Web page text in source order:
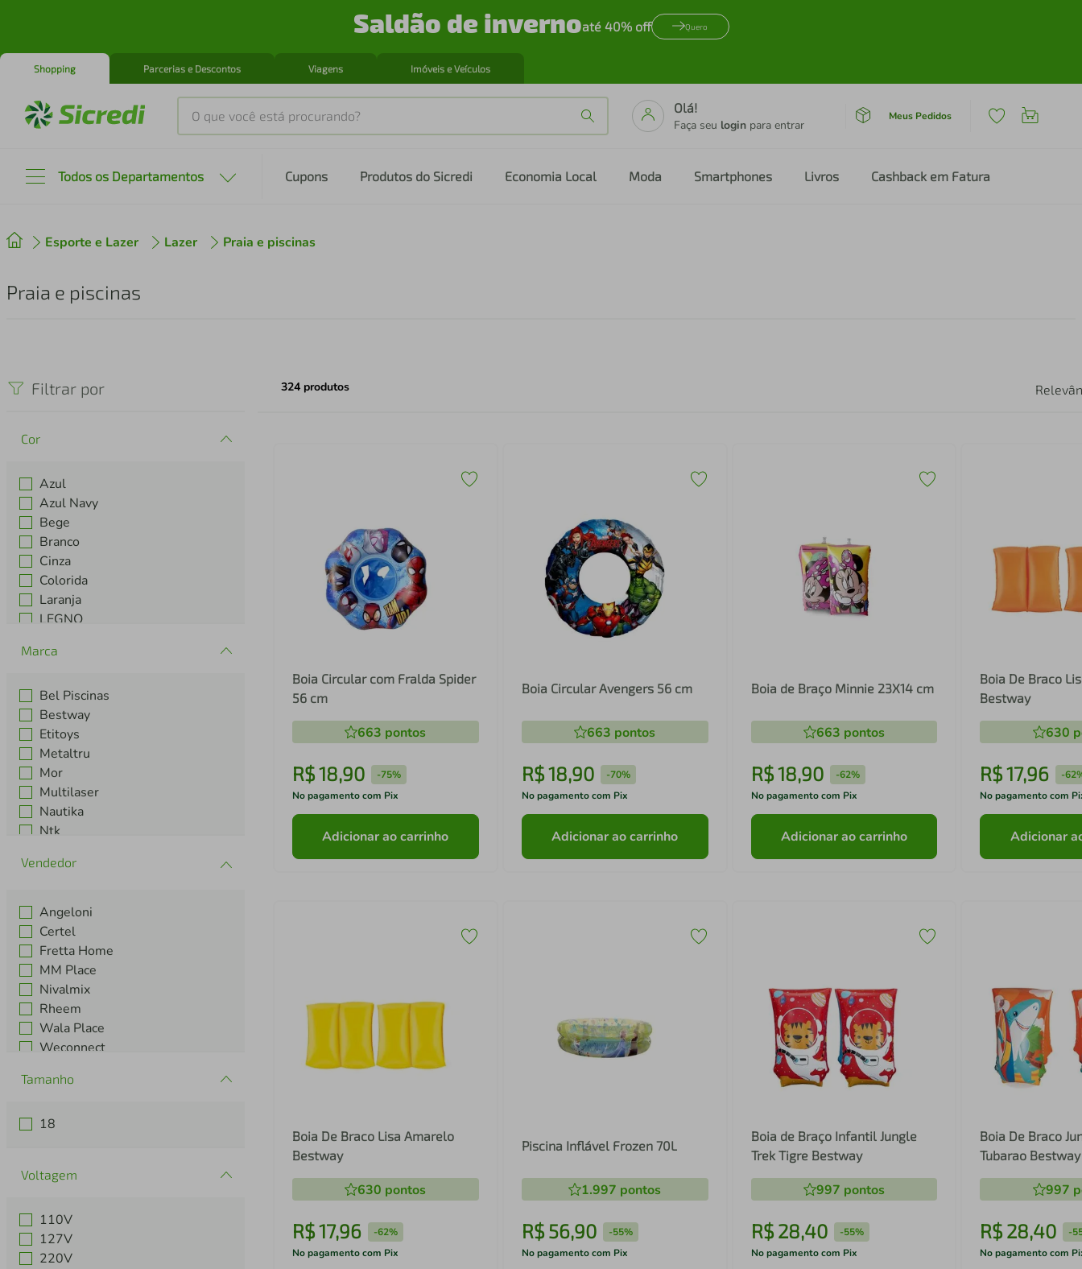
Saldão de invernoaté 40% off Quero
Shopping Parcerias e Descontos Viagens Imóveis e Veículos
O que você está procurando?
Olá!
Faça seu login para entrar
Meus Pedidos
Todos os Departamentos Cupons Produtos do Sicredi Economia Local Moda Smartphones Livros Cashback em Fatura
Esporte e Lazer Lazer Praia e piscinas
Praia e piscinas
Filtrar por
Cor
Azul
Azul Navy
Bege
Branco
Cinza
Colorida
Laranja
LEGNO
Preto
Marca
Bel Piscinas
Bestway
Etitoys
Metaltru
Mor
Multilaser
Nautika
Ntk
Tramontina
Angeloni
Certel
Fretta Home
MM Place
Nivalmix
Rheem
Wala Place
Weconnect
Tamanho
18
Voltagem
110V
127V
220V
324 produtos
Boia Circular com Fralda Spider
56 cm
663 pontos
R$18,90 -75%
No pagamento com Pix
Adicionar ao carrinho
Boia Circular Avengers 56 cm
663 pontos
R$18,90 -70%
No pagamento com Pix
Adicionar ao carrinho
Boia de Braço Minnie 23X14 cm
663 pontos
R$18,90 -62%
No pagamento com Pix
Adicionar ao carrinho
Boia De Braco
Bestway
630
R$17,96 -
No pagamento com
Adicionar
Boia De Braco Lisa Amarelo
Bestway
630 pontos
R$17,96 -62%
No pagamento com Pix
Piscina Inflável Frozen 70L
1.997 pontos
R$ 56,90 -55%
No pagamento com Pix
Boia de Braço Infantil Jungle
Trek Tigre Bestway
997 pontos
R$ 28,40 -55%
No pagamento com Pix
Boia De Braco
Tubarao Bestway
997
R$28,40 -
No pagamento com
2 º cafeteira